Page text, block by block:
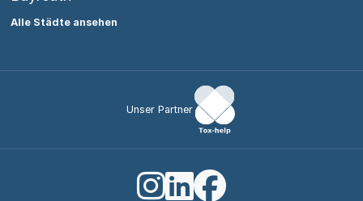
Alle Städte ansehen
Unser Partner